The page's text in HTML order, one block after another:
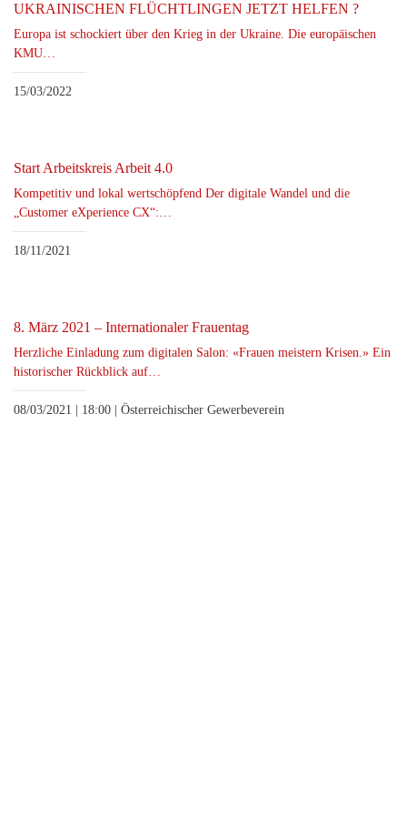
UKRAINISCHEN FLÜCHTLINGEN JETZT HELFEN ?
Europa ist schockiert über den Krieg in der Ukraine. Die europäischen
KMU…
15/03/2022
Start Arbeitskreis Arbeit 4.0
Kompetitiv und lokal wertschöpfend Der digitale Wandel und die
„Customer eXperience CX“:…
18/11/2021
8. März 2021 – Internationaler Frauentag
Herzliche Einladung zum digitalen Salon: «Frauen meistern Krisen.» Ein
historischer Rückblick auf…
08/03/2021 | 18:00 | Österreichischer Gewerbeverein